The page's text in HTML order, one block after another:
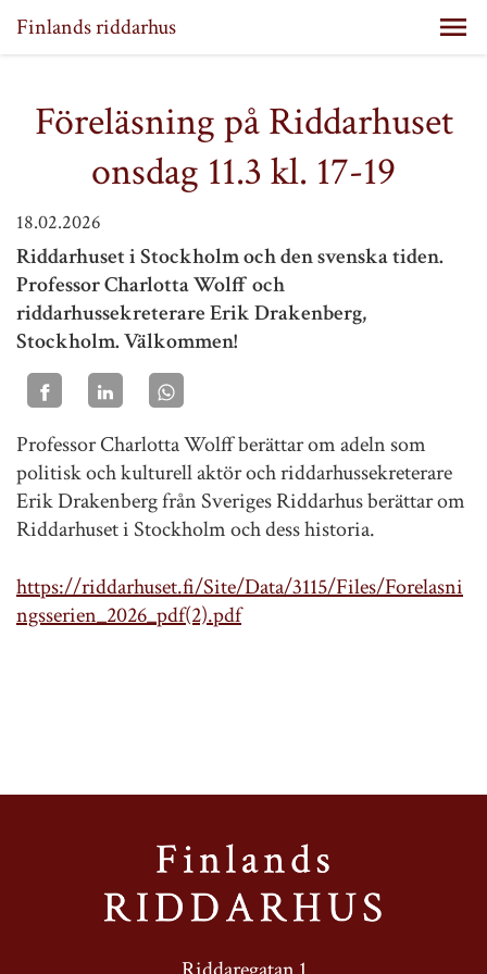
Finlands riddarhus
Föreläsning på Riddarhuset
onsdag 11.3 kl. 17-19
18.02.2026
Riddarhuset i Stockholm och den svenska tiden.
Professor Charlotta Wolff och
riddarhussekreterare Erik Drakenberg,
Stockholm. Välkommen!
Professor Charlotta Wolff berättar om adeln som
politisk och kulturell aktör och riddarhussekreterare
Erik Drakenberg från Sveriges Riddarhus berättar om
Riddarhuset i Stockholm och dess historia.
https://riddarhuset.fi/Site/Data/3115/Files/Forelasni
ngsserien_2026_pdf(2).pdf